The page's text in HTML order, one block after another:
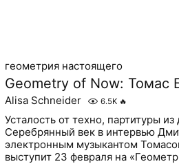
геометрия настоящего
Geometry of Now: Томас
Alisa Schneider 6.5K 🔥
Усталость от техно, партитуры
Серебрянный век в интервью
электронным музыкантом
выступит 23 февраля на